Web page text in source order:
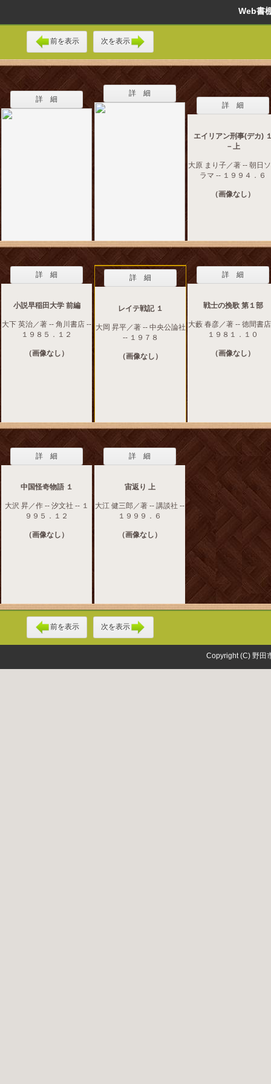
Web
前を表示 次を表示
詳 細
詳 細
詳 細
エイリアン刑事(デカ)
－上
大原 まり子／著 -- 朝日
ラマ -- １９９４．６
（画像なし）
詳 細
小説早稲田大学 前編
大下 英治／著 -- 角川書店 --
１９８５．１２
（画像なし）
詳 細
レイテ戦記 １
大岡 昇平／著 -- 中央公論社
-- １９７８
（画像なし）
詳 細
戦士の挽歌 第１部
大藪 春彦／著 -- 徳間書
１９８１．１０
（画像なし）
詳 細
中国怪奇物語 １
大沢 昇／作 -- 汐文社 -- １
９９５．１２
（画像なし）
詳 細
宙返り 上
大江 健三郎／著 -- 講談社 --
１９９９．６
（画像なし）
前を表示 次を表示
Copyright (C) 野田